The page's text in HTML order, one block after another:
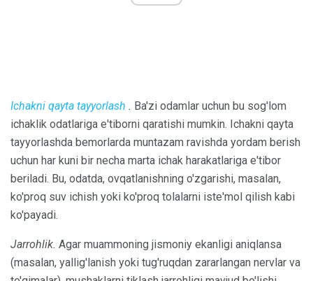
Ichakni qayta tayyorlash . Ba'zi odamlar uchun bu sog'lom
ichaklik odatlariga e'tiborni qaratishi mumkin. Ichakni qayta
tayyorlashda bemorlarda muntazam ravishda yordam berish
uchun har kuni bir necha marta ichak harakatlariga e'tibor
beriladi. Bu, odatda, ovqatlanishning o'zgarishi, masalan,
ko'proq suv ichish yoki ko'proq tolalarni iste'mol qilish kabi
ko'payadi.
Jarrohlik. Agar muammoning jismoniy ekanligi aniqlansa
(masalan, yallig'lanish yoki tug'ruqdan zararlangan nervlar va